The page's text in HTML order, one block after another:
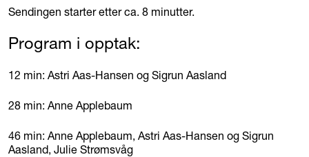
Sendingen starter etter ca. 8 minutter.
Program i opptak:
12 min: Astri Aas-Hansen og Sigrun Aasland
28 min: Anne Applebaum
46 min: Anne Applebaum, Astri Aas-Hansen og Sigrun
Aasland, Julie Strømsvåg